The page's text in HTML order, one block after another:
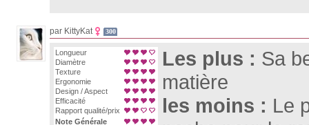
par KittyKat 300
Longueur
Diamètre
Texture
Ergonomie
Design / Aspect
Efficacité
Rapport qualité/prix
Note Générale
Les plus : Sa
matière
les moins : Le